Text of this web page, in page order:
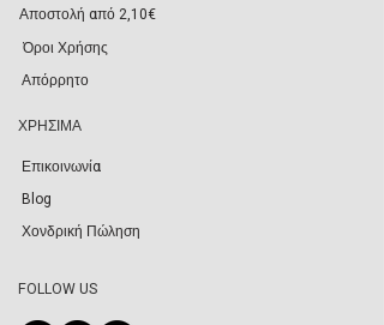
Αποστολή από 2,10€
Όροι Χρήσης
Απόρρητο
ΧΡΗΣΙΜΑ
Επικοινωνία
Blog
Χονδρική Πώληση
FOLLOW US